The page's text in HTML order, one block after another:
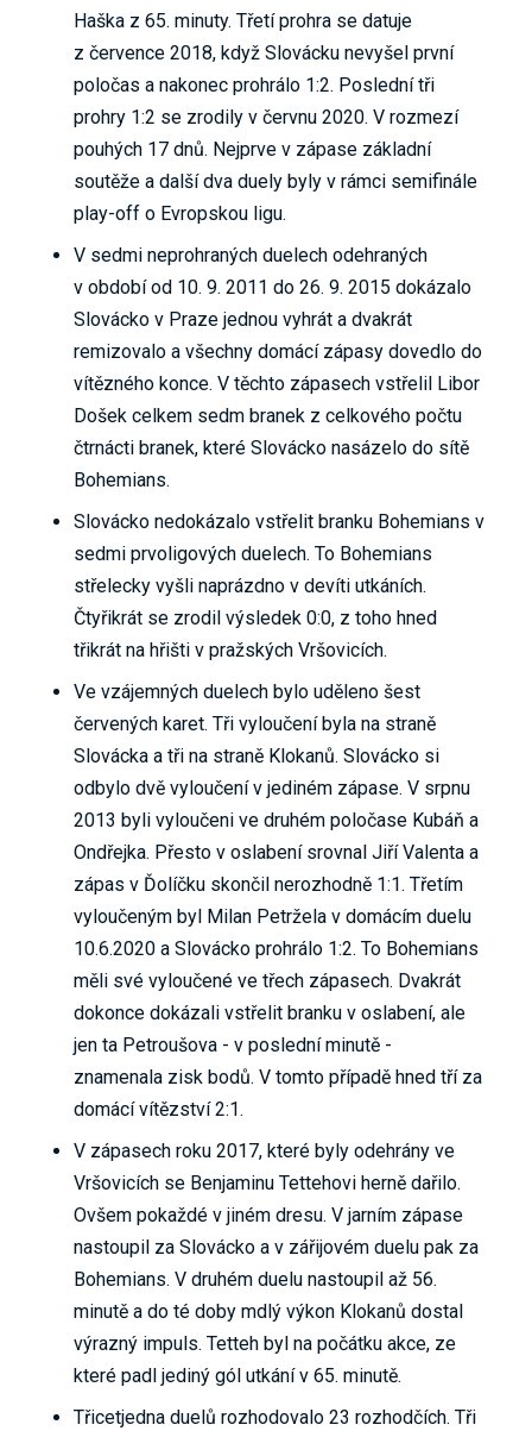
Haška z 65. minuty. Třetí prohra se datuje
z července 2018, když Slovácku nevyšel první
poločas a nakonec prohrálo 1:2. Poslední tři
prohry 1:2 se zrodily v červnu 2020. V rozmezí
pouhých 17 dnů. Nejprve v zápase základní
soutěže a další dva duely byly v rámci semifinále
play-off o Evropskou ligu.
V sedmi neprohraných duelech odehraných
v období od 10. 9. 2011 do 26. 9. 2015 dokázalo
Slovácko v Praze jednou vyhrát a dvakrát
remizovalo a všechny domácí zápasy dovedlo do
vítězného konce. V těchto zápasech vstřelil Libor
Došek celkem sedm branek z celkového počtu
čtrnácti branek, které Slovácko nasázelo do sítě
Bohemians.
Slovácko nedokázalo vstřelit branku Bohemians v
sedmi prvoligových duelech. To Bohemians
střelecky vyšli naprázdno v devíti utkáních.
Čtyřikrát se zrodil výsledek 0:0, z toho hned
třikrát na hřišti v pražských Vršovicích.
Ve vzájemných duelech bylo uděleno šest
červených karet. Tři vyloučení byla na straně
Slovácka a tři na straně Klokanů. Slovácko si
odbylo dvě vyloučení v jediném zápase. V srpnu
2013 byli vyloučeni ve druhém poločase Kubáň a
Ondřejka. Přesto v oslabení srovnal Jiří Valenta a
zápas v Ďolíčku skončil nerozhodně 1:1. Třetím
vyloučeným byl Milan Petržela v domácím duelu
10.6.2020 a Slovácko prohrálo 1:2. To Bohemians
měli své vyloučené ve třech zápasech. Dvakrát
dokonce dokázali vstřelit branku v oslabení, ale
jen ta Petroušova - v poslední minutě -
znamenala zisk bodů. V tomto případě hned tří za
domácí vítězství 2:1.
V zápasech roku 2017, které byly odehrány ve
Vršovicích se Benjaminu Tettehovi herně dařilo.
Ovšem pokaždé v jiném dresu. V jarním zápase
nastoupil za Slovácko a v zářijovém duelu pak za
Bohemians. V druhém duelu nastoupil až 56.
minutě a do té doby mdlý výkon Klokanů dostal
výrazný impuls. Tetteh byl na počátku akce, ze
které padl jediný gól utkání v 65. minutě.
Třicetjedna duelů rozhodovalo 23 rozhodčích. Tři